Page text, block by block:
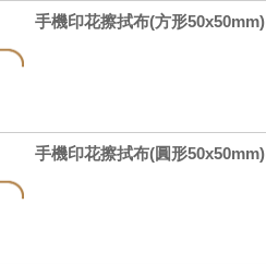
手機印花擦拭布(方形50x50mm)
手機印花擦拭布(圓形50x50mm)